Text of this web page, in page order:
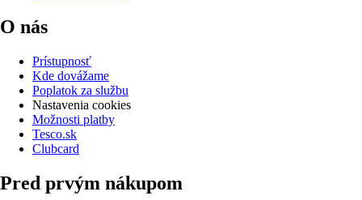
O nás
Prístupnosť
Kde dovážame
Poplatok za službu
Nastavenia cookies
Možnosti platby
Tesco.sk
Clubcard
Pred prvým nákupom